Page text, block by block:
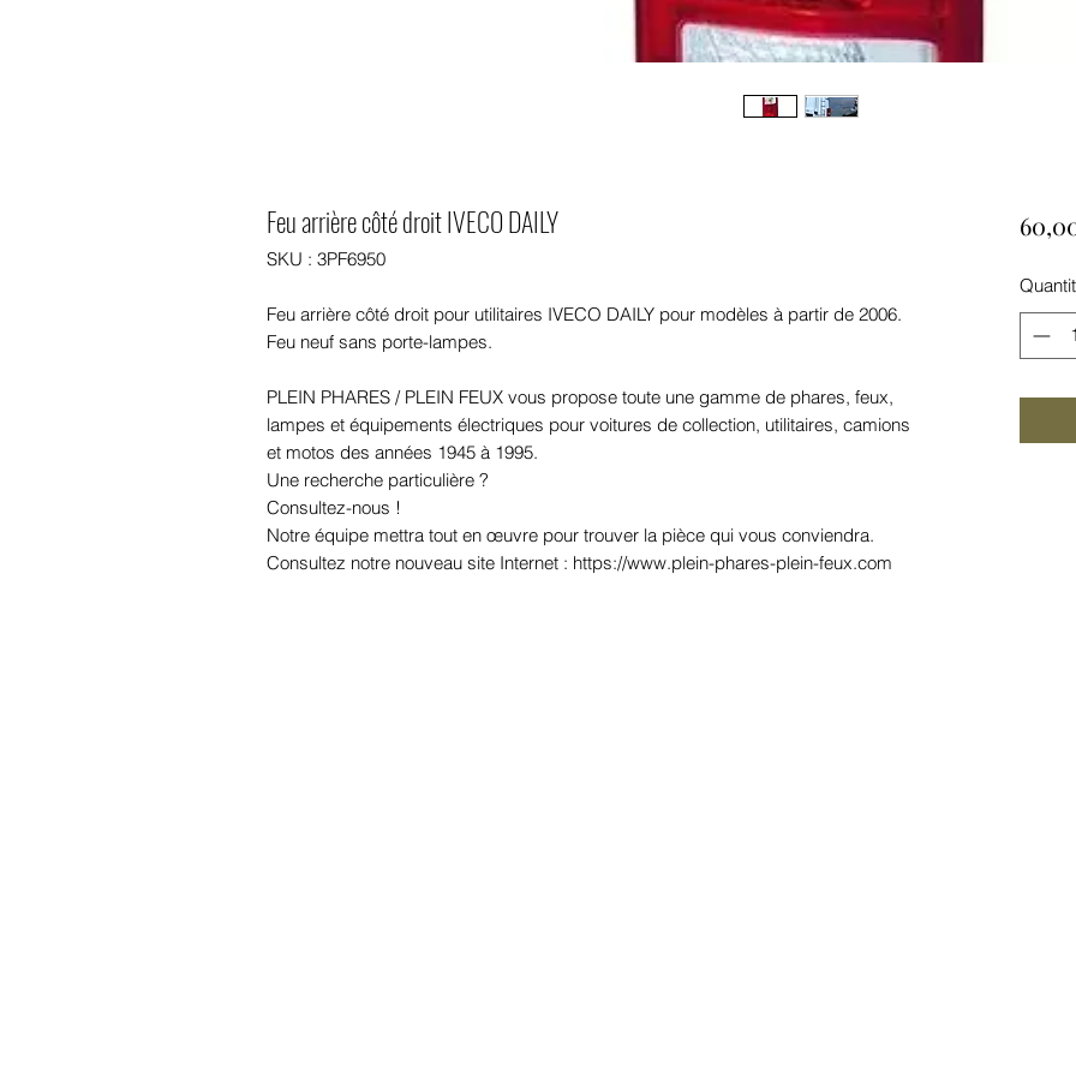
Feu arrière côté droit IVECO DAILY
SKU : 3PF6950
Feu arrière côté droit pour utilitaires IVECO DAILY pour modèles à partir de 2006.
Feu neuf sans porte-lampes.
PLEIN PHARES / PLEIN FEUX vous propose toute une gamme de phares, feux,
lampes et équipements électriques pour voitures de collection, utilitaires, camions
et motos des années 1945 à 1995.
Une recherche particulière ?
Consultez-nous !
Notre équipe mettra tout en œuvre pour trouver la pièce qui vous conviendra.
Consultez notre nouveau site Internet : https://www.plein-phares-plein-feux.com